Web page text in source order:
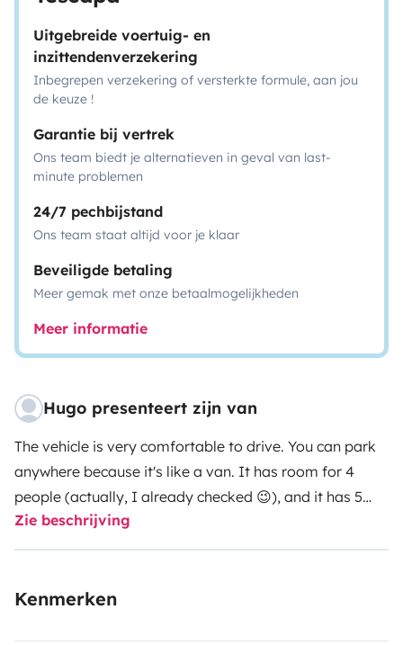
Uitgebreide voertuig- en
inzittendenverzekering
Inbegrepen verzekering of versterkte formule, aan jou
de keuze !
Garantie bij vertrek
Ons team biedt je alternatieven in geval van last-
minute problemen
24/7 pechbijstand
Ons team staat altijd voor je klaar
Beveiligde betaling
Meer gemak met onze betaalmogelijkheden
Meer informatie
Hugo presenteert zijn van
The vehicle is very comfortable to drive. You can park
anywhere because it's like a van. It has room for 4
people (actually, I already checked 😉), and it has 5
seats and air conditioning, which makes it more
attractive for summer and very hot days.
Fuel consumption is low and the mileage is very low for
Zie beschrijving
Kenmerken